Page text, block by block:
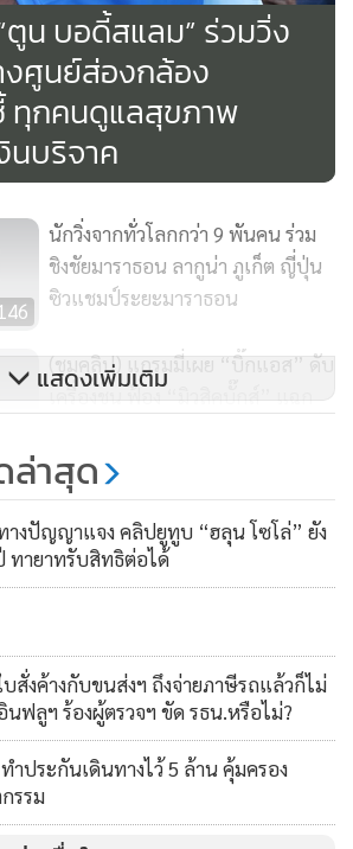
ตูน บอดี้สแลม” ร่วมวิ่ง
งศูนย์ส่องกล้อง
ทุกคนดูแลสุขภาพ
นบริจาค
นักวิ่งจากทั่วโลกกว่า 9 พันคน ร่วม
ชิงชัยมาราธอน ลากูน่า ภูเก็ต ญี่ปุ่น
ซิวแชมป์ระยะมาราธอน
(ชมคลิป) แกรมมี่เผย “บิ๊กแอส” ดับ
เครื่องชน ฟ้อง “มิวสิคบั๊กส์” แฉก
ที่แท้จริง!
คสช.แจ้งความม็อบคนอยากเลือกตั้ง
41 ราย “เนติวิทย์-พ่อน้องเฌอ-พ่อ
ไผ่ ดาวดิน" โดนด้วย
แสดงเพิ่มเติม
ล่าสุด
งปัญญาแจง คลิปยูทูบ “ฮลุน โซโล่” ยัง
ทายาทรับสิทธิต่อได้
สั่งค้างกับขนส่งฯ ถึงจ่ายภาษีรถแล้วก็ไม่
ฟลูฯ ร้องผู้ตรวจฯ ขัด รธน.หรือไม่?
ำประกันเดินทางไว้ 5 ล้าน คุ้มครอง
รรม